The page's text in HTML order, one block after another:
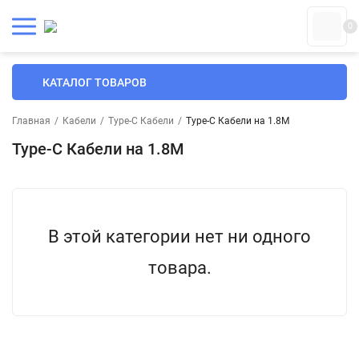
0
КАТАЛОГ ТОВАРОВ
Главная / Кабели / Type-C Кабели / Type-C Кабели на 1.8М
Type-C Кабели на 1.8М
В этой категории нет ни одного
товара.